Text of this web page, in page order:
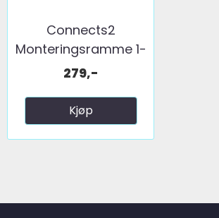
Connects2
Monteringsramme 1-
DIN Alfa ...
279,-
Kjøp